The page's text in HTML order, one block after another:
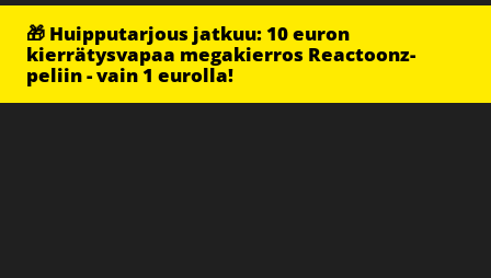
🎁 Huipputarjous jatkuu: 10 euron
kierrätysvapaa megakierros Reactoonz-
peliin - vain 1 eurolla!